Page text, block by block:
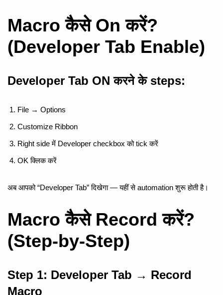
Macro कैसे On करें?
(Developer Tab Enable)
Developer Tab ON करने के steps:
File → Options
Customize Ribbon
Right side में Developer checkbox को tick करें
OK क्लिक करें
अब आपको “Developer Tab” दिखेगा — यहीं से automation शुरू होती है।
Macro कैसे Record करें?
(Step-by-Step)
Step 1: Developer Tab → Record
Macro